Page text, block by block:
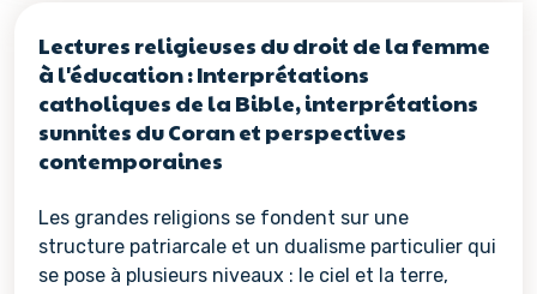
Lectures religieuses du droit de la femme
à l'éducation : Interprétations
catholiques de la Bible, interprétations
sunnites du Coran et perspectives
contemporaines
Les grandes religions se fondent sur une
structure patriarcale et un dualisme particulier qui
se pose à plusieurs niveaux : le ciel et la terre,